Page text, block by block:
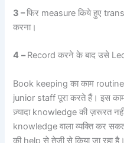
3–फिर measure किये हुए
करना।
4 –Record करने के बाद उसे
Book keeping का काम
junior staff पूरा करते हैं। इस
ज़्यादा knowledge की ज़रूरत
knowledge वाला व्यक्ति कर
की help से तेज़ी से किया जा रहा है।